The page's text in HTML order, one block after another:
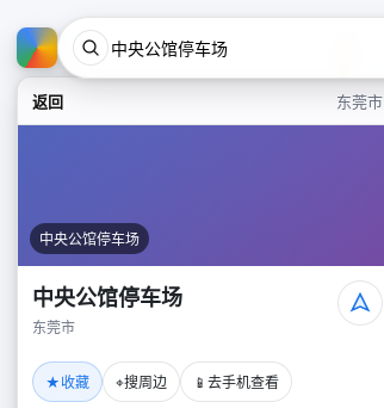
返回 东莞市
中央公馆停车场
中央公馆停车场
东莞市
★收藏 ⌖搜周边 📱 去手机查看